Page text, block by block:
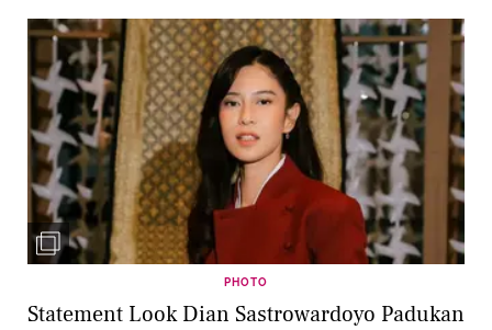
PHOTO
Statement Look Dian Sastrowardoyo Padukan